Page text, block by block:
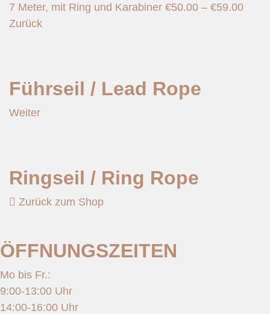
7 Meter, mit Ring und Karabiner €50.00 – €59.00
Zurück
Führseil / Lead Rope
Weiter
Ringseil / Ring Rope
Zurück zum Shop
ÖFFNUNGSZEITEN
Mo bis Fr.:
9:00-13:00 Uhr
14:00-16:00 Uhr